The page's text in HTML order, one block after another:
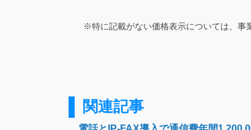
※特に記載がない価格表示については、事
関連記事